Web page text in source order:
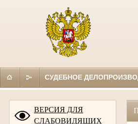
СУДЕБНОЕ
ВЕРСИЯ ДЛЯ
СЛАБОВИДЯЩИХ